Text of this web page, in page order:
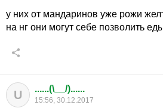
у них от мандаринов уже рожи
на нг они могут себе позволить
U ......(\__/)......
15:56, 30.12.2017